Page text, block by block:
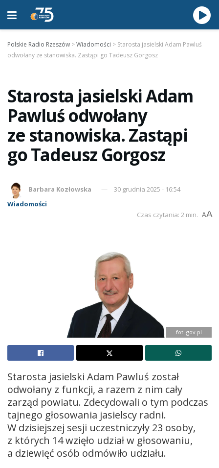
Polskie Radio Rzeszów >Wiadomości > Starosta jasielski Adam Pawluś
odwołany ze stanowiska. Zastąpi go Tadeusz Gorgosz
Starosta jasielski Adam
Pawluś odwołany
ze stanowiska. Zastąpi
go Tadeusz Gorgosz
Barbara Kozłowska
30 grudnia 2025 - 16:54
Wiadomości
Czas czytania: 2 min. AA
fot. gov.pl
Starosta jasielski Adam Pawluś został
odwołany z funkcji, a razem z nim cały
zarząd powiatu. Zdecydowali o tym podczas
tajnego głosowania jasielscy radni.
W dzisiejszej sesji uczestniczyły 23 osoby,
z których 14 wzięło udział w głosowaniu,
a dziewięć osób odmówiło udziału.